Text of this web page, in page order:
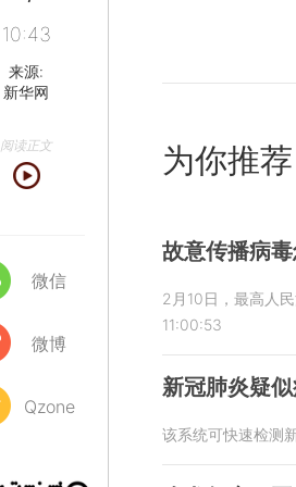
10:43
来源:
新华网
阅读正文
微信
微博
Qzone
为你推荐
故意传播病
2月10日，最高人
11:00:53
新冠肺炎疑
该系统可快速检测